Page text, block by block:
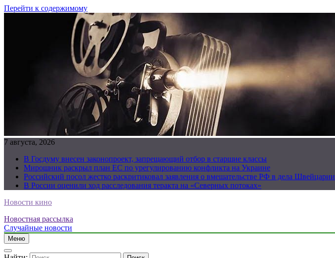
Перейти к содержимому
7 августа, 2026
В Госдуму внесен законопроект, запрещающий отбор в старшие классы
Мирошник раскрыл план ЕС по урегулированию конфликта на Украине
Российский посол жестко раскритиковал заявления о вмешательстве РФ в дела Швейцарии
В России оценили ход расследования теракта на «Северных потоках»
Новости кино
Новостная рассылка
Случайные новости
Меню